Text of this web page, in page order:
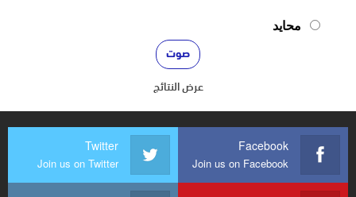
محايد
عرض النتائج
Facebook
Join us on Facebook
Twitter
Join us on Twitter